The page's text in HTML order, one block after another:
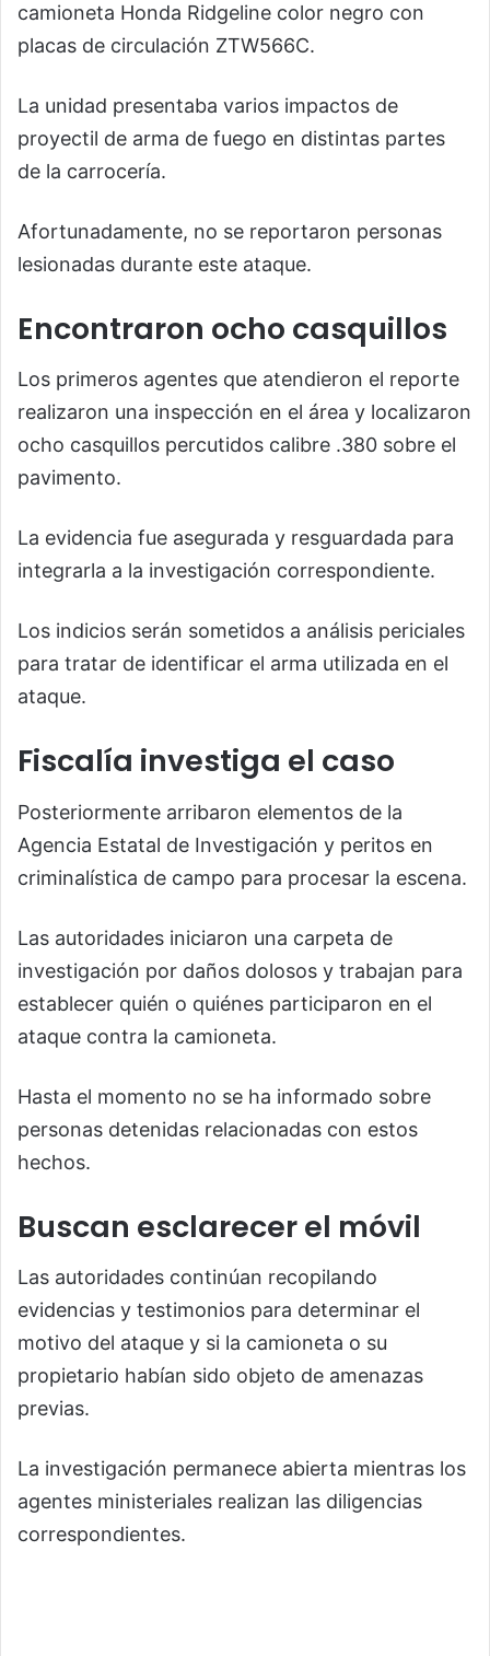
camioneta Honda Ridgeline color negro con
placas de circulación ZTW566C.
La unidad presentaba varios impactos de
proyectil de arma de fuego en distintas partes
de la carrocería.
Afortunadamente, no se reportaron personas
lesionadas durante este ataque.
Encontraron ocho casquillos
Los primeros agentes que atendieron el reporte
realizaron una inspección en el área y localizaron
ocho casquillos percutidos calibre .380 sobre el
pavimento.
La evidencia fue asegurada y resguardada para
integrarla a la investigación correspondiente.
Los indicios serán sometidos a análisis periciales
para tratar de identificar el arma utilizada en el
ataque.
Fiscalía investiga el caso
Posteriormente arribaron elementos de la
Agencia Estatal de Investigación y peritos en
criminalística de campo para procesar la escena.
Las autoridades iniciaron una carpeta de
investigación por daños dolosos y trabajan para
establecer quién o quiénes participaron en el
ataque contra la camioneta.
Hasta el momento no se ha informado sobre
personas detenidas relacionadas con estos
hechos.
Buscan esclarecer el móvil
Las autoridades continúan recopilando
evidencias y testimonios para determinar el
motivo del ataque y si la camioneta o su
propietario habían sido objeto de amenazas
previas.
La investigación permanece abierta mientras los
agentes ministeriales realizan las diligencias
correspondientes.